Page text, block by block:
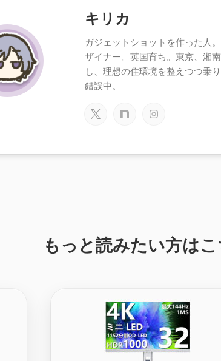
キリカ
ガジェットショットを作った人
ザイナー。英国育ち。東京、湘
し、理想の住環境を整えつつ乗
錯誤中。
もっと読みたい方はこ